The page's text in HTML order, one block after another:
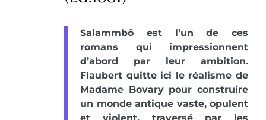
Salammbô est l’un de ces
romans qui impressionnent
d’abord par leur ambition.
Flaubert quitte ici le réalisme de
Madame Bovary pour construire
un monde antique vaste, opulent